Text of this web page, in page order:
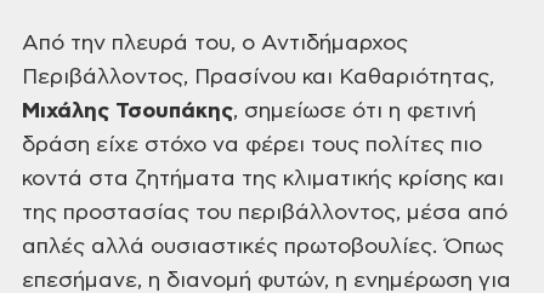
Από την πλευρά του, ο Αντιδήμαρχος
Περιβάλλοντος, Πρασίνου και Καθαριότητας,
Μιχάλης Τσουπάκης, σημείωσε ότι η φετινή
δράση είχε στόχο να φέρει τους πολίτες πιο
κοντά στα ζητήματα της κλιματικής κρίσης και
της προστασίας του περιβάλλοντος, μέσα από
απλές αλλά ουσιαστικές πρωτοβουλίες. Όπως
επεσήμανε, η διανομή φυτών, η ενημέρωση για